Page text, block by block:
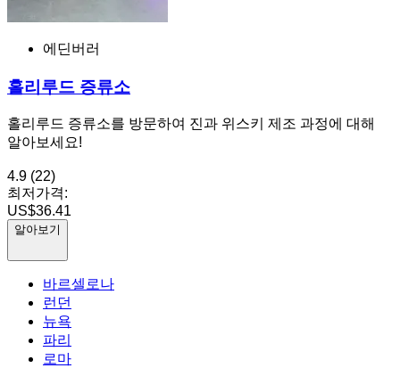
에딘버러
홀리루드 증류소
홀리루드 증류소를 방문하여 진과 위스키 제조 과정에 대해
알아보세요!
4.9 (22)
최저가격:
US$36.41
알아보기
바르셀로나
런던
뉴욕
파리
로마